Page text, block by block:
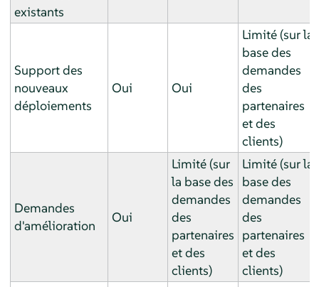
existants
Support des
nouveaux
déploiements
Oui Oui
Limité (sur la
base des
demandes
des
partenaires
et des
clients)
Demandes
d'amélioration
Oui
Limité (sur
la base des
demandes
des
partenaires
et des
clients)
Limité (sur la
base des
demandes
des
partenaires
et des
clients)